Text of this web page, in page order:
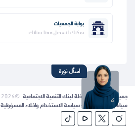
بوابة الجمعيات
يمكنك التسجيل معنا ببيناتك
جميع الحقوق محفوظة لبنك التنمية الاجتماعية ©2026
سياسية الخصوصية - سياسة الاستخدام واخلاء المسؤولية